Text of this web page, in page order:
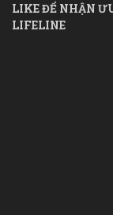
LIKE ĐỂ NHẬN
LIFELINE